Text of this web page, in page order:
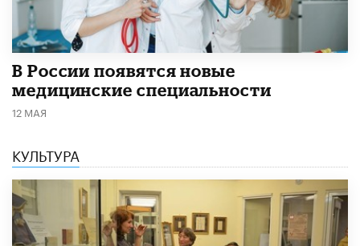
В России появятся новые
медицинские специальности
12 МАЯ
КУЛЬТУРА